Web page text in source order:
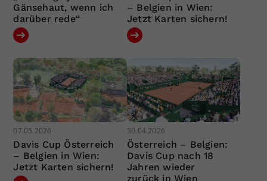
Gänsehaut, wenn ich
darüber rede“
– Belgien in Wien:
Jetzt Karten sichern!
07.05.2026
Davis Cup Österreich
– Belgien in Wien:
Jetzt Karten sichern!
30.04.2026
Österreich – Belgien:
Davis Cup nach 18
Jahren wieder
zurück in Wien